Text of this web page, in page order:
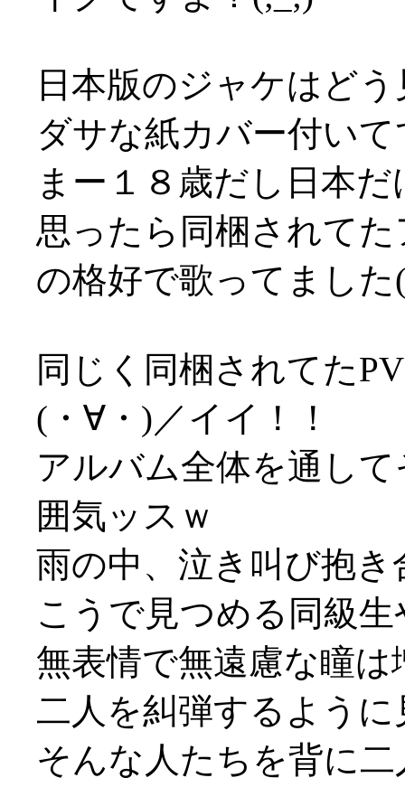
日本版のジャケはど
ダサな紙カバー付い
まー１８歳だし日本
思ったら同梱されて
の格好で歌ってました
同じく同梱されてた
(・∀・)／イイ！！
アルバム全体を通し
囲気ッスｗ
雨の中、泣き叫び抱
こうで見つめる同級
無表情で無遠慮な瞳
二人を糾弾するよう
そんな人たちを背に